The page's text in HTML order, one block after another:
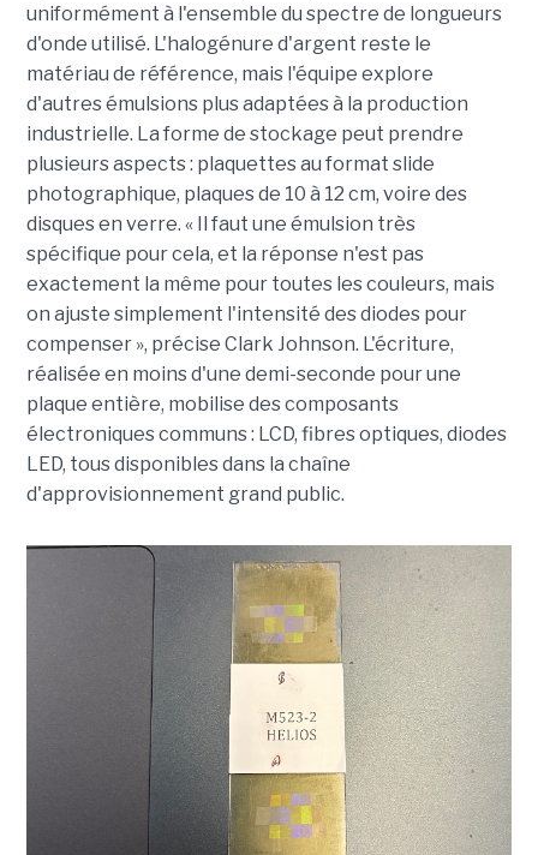
uniformément à l'ensemble du spectre de longueurs
d'onde utilisé. L'halogénure d'argent reste le
matériau de référence, mais l'équipe explore
d'autres émulsions plus adaptées à la production
industrielle. La forme de stockage peut prendre
plusieurs aspects : plaquettes au format slide
photographique, plaques de 10 à 12 cm, voire des
disques en verre. « Il faut une émulsion très
spécifique pour cela, et la réponse n'est pas
exactement la même pour toutes les couleurs, mais
on ajuste simplement l'intensité des diodes pour
compenser », précise Clark Johnson. L'écriture,
réalisée en moins d'une demi-seconde pour une
plaque entière, mobilise des composants
électroniques communs : LCD, fibres optiques, diodes
LED, tous disponibles dans la chaîne
d'approvisionnement grand public.